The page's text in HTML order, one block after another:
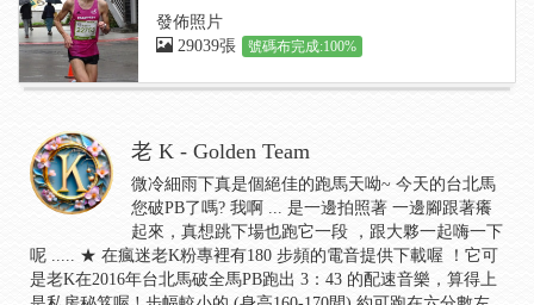
發佈照片
29039張
號碼布完成:100%
老 K - Golden Team
微冷細雨下真是個絕佳的跑馬天呦~ 今天的台北馬
您破PB了嗎? 我啊 ... 是一邊拍照著 一邊腳跟著癢
起來，真想跳下場也跑它一段 ，跟大夥一起嗨一下
呢 ..... ★ 在瘋迷老K粉專裡有180 步頻的電音提供下載喔 ！它可
是老K在2016年台北馬破全馬PB跑出 3：43 的配速音樂，算得上